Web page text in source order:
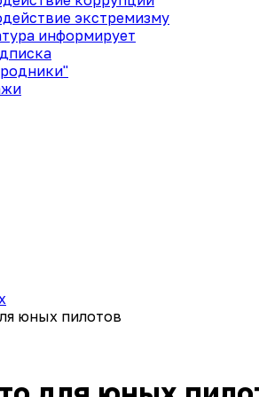
экстремизму
информирует
юных пилотов